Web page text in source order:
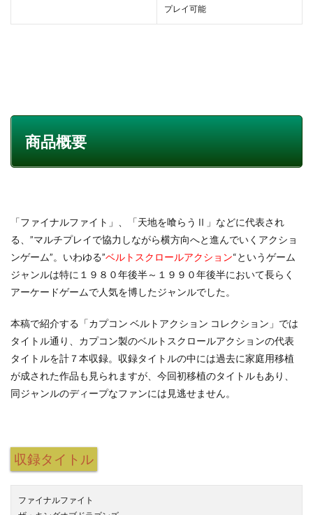
プレイ可能
商品概要
「ファイナルファイト」、「天地を喰らうⅡ」などに代表され
る、”マルチプレイで協力しながら横方向へと進んでいくアクショ
ンゲーム”。いわゆる”ベルトスクロールアクション“というゲーム
ジャンルは特に１９８０年後半～１９９０年後半において長らく
アーケードゲームで人気を博したジャンルでした。
本稿で紹介する「カプコン ベルトアクション コレクション」では
タイトル通り、カプコン製のベルトスクロールアクションの代表
タイトルを計７本収録。収録タイトルの中には過去に家庭用移植
が成された作品も見られますが、今回初移植のタイトルもあり、
同ジャンルのディープなファンには見逃せません。
収録タイトル
ファイナルファイト